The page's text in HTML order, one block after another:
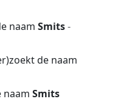
naam Smits-
de naam
naam Smits